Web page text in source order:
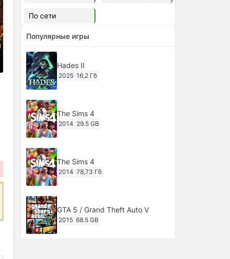
По сети
Популярные игры
Hades II
2025 16,2 Гб
The Sims 4
2014 29.5 GB
The Sims 4
2014 78,73 Гб
GTA 5 / Grand Theft Auto V
2015 68.5 GB